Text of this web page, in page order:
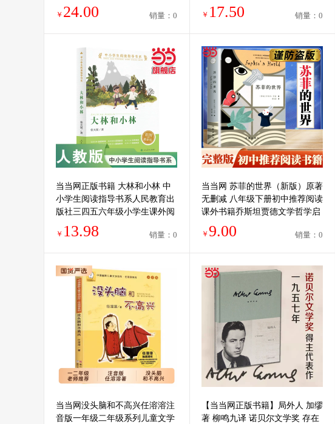
雨中呼喊偶然事件畅销经典好书
第七天
￥ 24.00 销量：0
实主义文学代表作正版畅销书籍
￥ 17.50 销量：0
当当网正版书籍 大林和小林 中
小学生阅读指导书系人民教育出
版社三四五六年级小学生课外阅
读书籍儿童文学读物经典书目
￥ 13.98 销量：0
当当网 苏菲的世界（新版）原著
无删减 八年级下册初中推荐阅读
课外书籍乔斯坦贾德文学哲学启
蒙入门外国小说作家出版社 正版
书籍
￥ 9.00 销量：0
当当网没头脑和不高兴任溶溶注
音版一年级二年级系列儿童文学
【当当网正版书籍】局外人 加缪
著 柳鸣九译 诺贝尔文学奖 存在